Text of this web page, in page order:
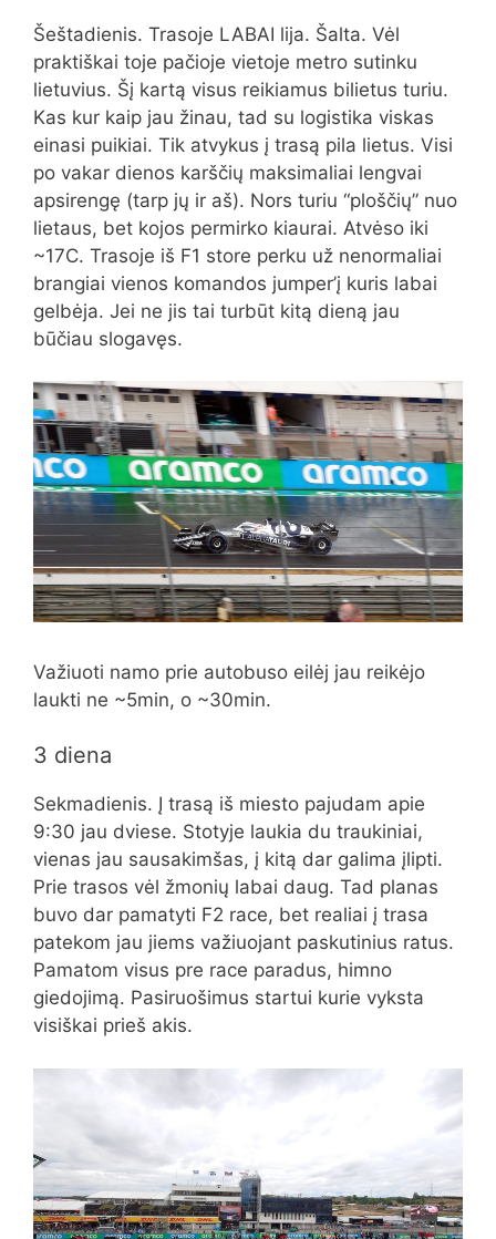
Šeštadienis. Trasoje LABAI lija. Šalta. Vėl
praktiškai toje pačioje vietoje metro sutinku
lietuvius. Šį kartą visus reikiamus bilietus turiu.
Kas kur kaip jau žinau, tad su logistika viskas
einasi puikiai. Tik atvykus į trasą pila lietus. Visi
po vakar dienos karščių maksimaliai lengvai
apsirengę (tarp jų ir aš). Nors turiu “ploščių” nuo
lietaus, bet kojos permirko kiaurai. Atvėso iki
~17C. Trasoje iš F1 store perku už nenormaliai
brangiai vienos komandos jumper’į kuris labai
gelbėja. Jei ne jis tai turbūt kitą dieną jau
būčiau slogavęs.
Važiuoti namo prie autobuso eilėj jau reikėjo
laukti ne ~5min, o ~30min.
3 diena
Sekmadienis. Į trasą iš miesto pajudam apie
9:30 jau dviese. Stotyje laukia du traukiniai,
vienas jau sausakimšas, į kitą dar galima įlipti.
Prie trasos vėl žmonių labai daug. Tad planas
buvo dar pamatyti F2 race, bet realiai į trasa
patekom jau jiems važiuojant paskutinius ratus.
Pamatom visus pre race paradus, himno
giedojimą. Pasiruošimus startui kurie vyksta
visiškai prieš akis.